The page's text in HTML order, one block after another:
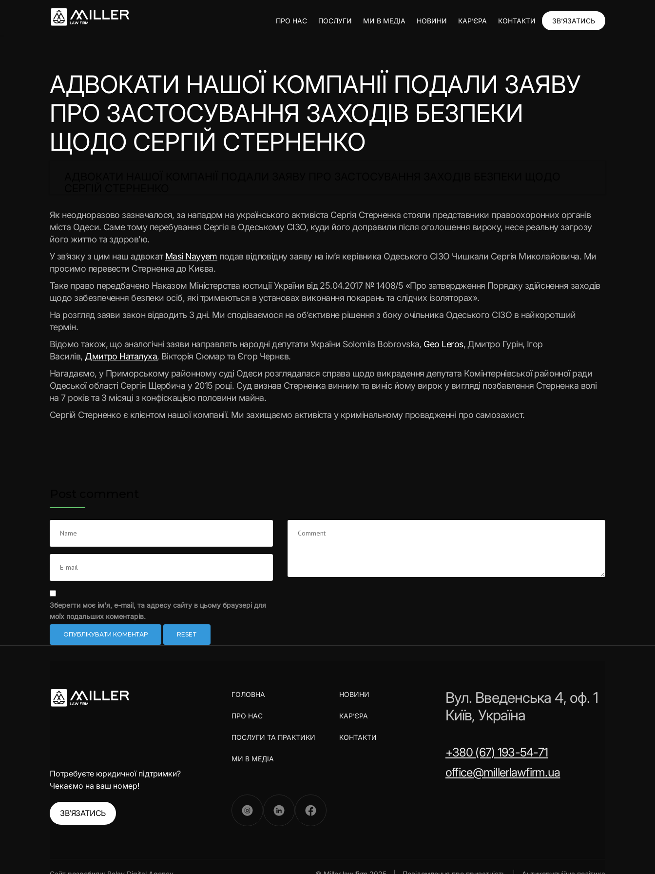
ПРО НАС ПОСЛУГИ МИ В МЕДІА НОВИНИ КАР’ЄРА КОНТАКТИ ЗВ’ЯЗАТИСЬ
АДВОКАТИ НАШОЇ КОМПАНІЇ ПОДАЛИ ЗАЯВУ
ПРО ЗАСТОСУВАННЯ ЗАХОДІВ БЕЗПЕКИ
ЩОДО СЕРГІЙ СТЕРНЕНКО
Як неодноразово зазначалося, за нападом на українського активіста Сергія Стерненка стояли представники правоохоронних органів
міста Одеси. Саме тому перебування Сергія в Одеському СІЗО, куди його доправили після оголошення вироку, несе реальну загрозу
його життю та здоров’ю.
У зв’язку з цим наш адвокат Masi Nayyem подав відповідну заяву на ім’я керівника Одеського СІЗО Чишкали Сергія Миколайовича. Ми
просимо перевести Стерненка до Києва.
Таке право передбачено Наказом Міністерства юстиції України від 25.04.2017 № 1408/5 «Про затвердження Порядку здійснення заходів
щодо забезпечення безпеки осіб, які тримаються в установах виконання покарань та слідчих ізоляторах».
На розгляд заяви закон відводить 3 дні. Ми сподіваємося на об’єктивне рішення з боку очільника Одеського СІЗО в найкоротший
термін.
Відомо також, що аналогічні заяви направлять народні депутати України Solomiia Bobrovska, Geo Leros, Дмитро Гурін, Ігор
Василів,Дмитро Наталуха, Вікторія Сюмар та Єгор Чернєв.
Нагадаємо, у Приморському районному суді Одеси розглядалася справа щодо викрадення депутата Комінтернівської районної ради
Одеської області Сергія Щербича у 2015 році. Суд визнав Стерненка винним та виніс йому вирок у вигляді позбавлення Стерненка волі
на 7 років та 3 місяці з конфіскацією половини майна.
Сергій Стерненко є клієнтом нашої компанії. Ми захищаємо активіста у кримінальному провадженні про самозахист.
Зберегти моє ім'я, e-mail, та адресу сайту в цьому браузері для
моїх подальших коментарів.
RESET
Потребуєте юридичної підтримки?
Чекаємо на ваш номер!
ЗВ’ЯЗАТИСЬ
ГОЛОВНА
ПРО НАС
ПОСЛУГИ ТА ПРАКТИКИ
МИ В МЕДІА
НОВИНИ
КАР’ЄРА
КОНТАКТИ
Вул. Введенська 4, оф. 1
Київ, Україна
+380 (67) 193-54-71
office@millerlawfirm.ua